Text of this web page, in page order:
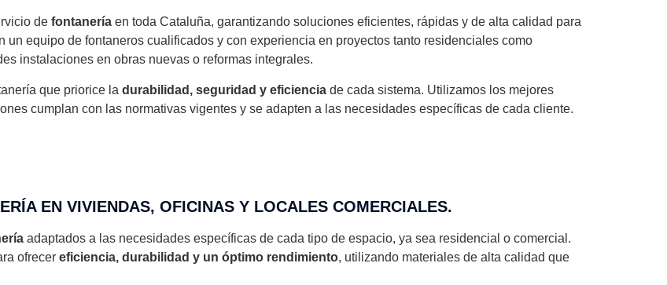
de fontanería en toda Cataluña, garantizando soluciones eficientes, rápidas y de alta calidad para
equipo de fontaneros cualificados y con experiencia en proyectos tanto residenciales como
instalaciones en obras nuevas o reformas integrales.
que priorice la durabilidad, seguridad y eficiencia de cada sistema. Utilizamos los mejores
cumplan con las normativas vigentes y se adapten a las necesidades específicas de cada cliente.
EN VIVIENDAS, OFICINAS Y LOCALES COMERCIALES.
adaptados a las necesidades específicas de cada tipo de espacio, ya sea residencial o comercial.
ofrecer eficiencia, durabilidad y un óptimo rendimiento, utilizando materiales de alta calidad que